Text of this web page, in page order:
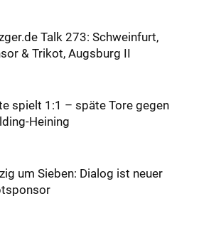
Talk 273: Schweinfurt,
& Trikot, Augsburg II
spielt 1:1 – späte Tore gegen
Heining
um Sieben: Dialog ist neuer